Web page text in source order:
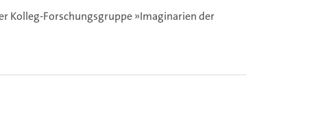
Kolleg-Forschungsgruppe »Imaginarien der